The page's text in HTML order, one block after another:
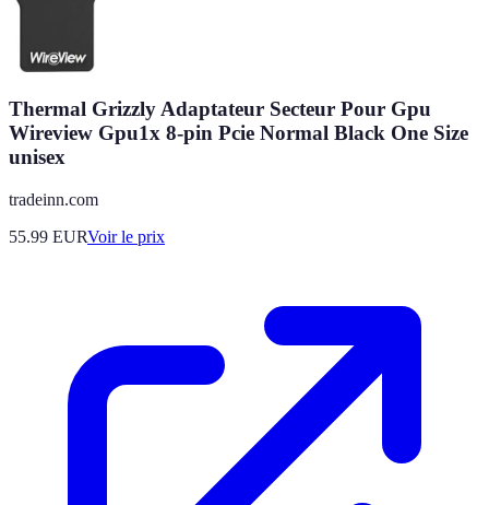
Thermal Grizzly Adaptateur Secteur Pour Gpu
Wireview Gpu1x 8-pin Pcie Normal Black One Size
unisex
tradeinn.com
55.99 EURVoir le prix